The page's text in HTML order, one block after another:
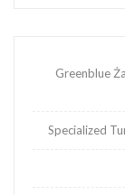
Greenblue
Specialized